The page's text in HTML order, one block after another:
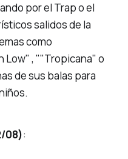
por el Trap o el
salidos de la
como
Low" , ""Tropicana" o
de sus balas para
08):